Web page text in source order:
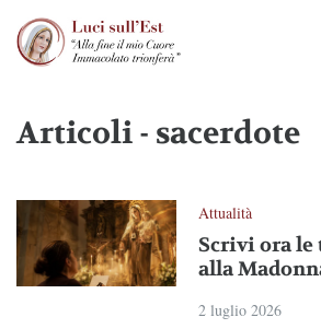
Articoli - sacerdote
Attualità
Scrivi ora
alla
2 luglio 2026